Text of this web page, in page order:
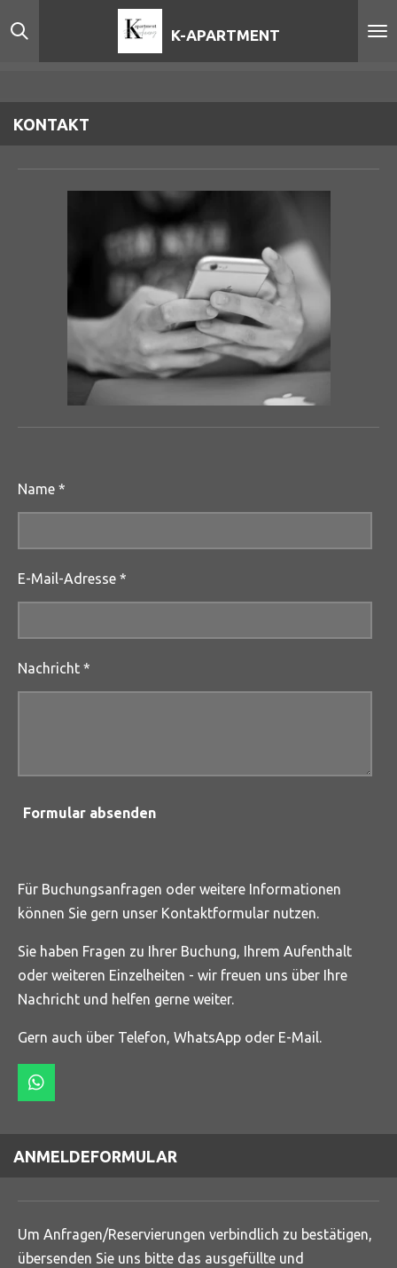
Zum
Hauptinhalt
K-APARTMENT
KONTAKT
Name *
E-Mail-Adresse *
Nachricht *
Formular absenden
Für Buchungsanfragen oder weitere Informationen
können Sie gern unser Kontaktformular nutzen.
Sie haben Fragen zu Ihrer Buchung, Ihrem Aufenthalt
oder weiteren Einzelheiten - wir freuen uns über Ihre
Nachricht und helfen gerne weiter.
Gern auch über Telefon, WhatsApp oder E-Mail.
W
h
s
A
ANMELDEFORMULAR
Um Anfragen/Reservierungen verbindlich zu bestätigen,
übersenden Sie uns bitte das ausgefüllte und